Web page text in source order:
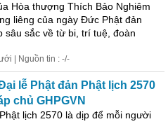
Hòa thượng Thích Bảo Nghiêm
liêng của ngày Đức Phật đản
sâu sắc về từ bi, trí tuệ, đoàn
| Nguồn tin : -/-
lễ Phật đản Phật lịch 2570
chủ GHPGVN
lịch 2570 là dịp để mỗi người